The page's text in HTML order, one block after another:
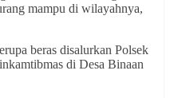
mampu di wilayahnya,
beras disalurkan Polsek
di Desa Binaan